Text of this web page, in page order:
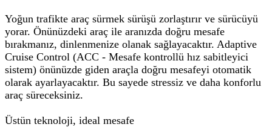
Yoğun trafikte araç sürmek sürüşü zorlaştırır ve sürücüyü
yorar. Önünüzdeki araç ile aranızda doğru mesafe
bırakmanız, dinlenmenize olanak sağlayacaktır. Adaptive
Cruise Control (ACC - Mesafe kontrollü hız sabitleyici
sistem) önünüzde giden araçla doğru mesafeyi otomatik
olarak ayarlayacaktır. Bu sayede stressiz ve daha konforlu
araç süreceksiniz.
Üstün teknoloji, ideal mesafe